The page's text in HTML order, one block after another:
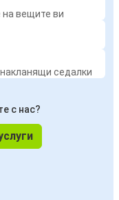
вещите ви
седалки
с нас?